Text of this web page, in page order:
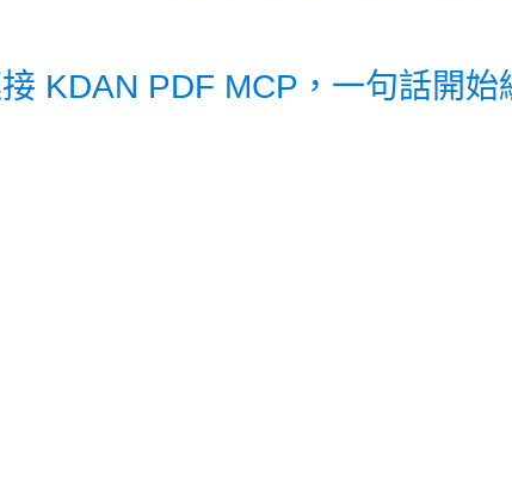
KDAN PDF MCP，一句話開始